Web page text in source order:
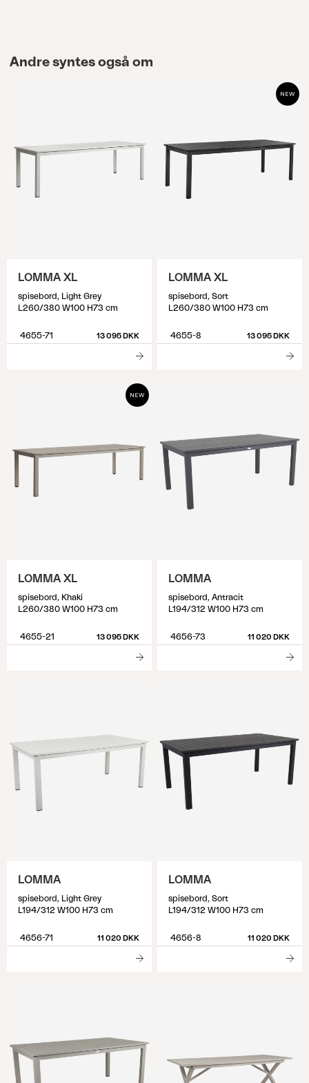
Andre syntes også om
LOMMA XL
spisebord, Light Grey
L260/380 W100 H73 cm
4655-71 13 095 DKK
LOMMA XL
spisebord, Sort
L260/380 W100 H73 cm
4655-8 13 095 DKK
LOMMA XL
spisebord, Khaki
L260/380 W100 H73 cm
4655-21 13 095 DKK
LOMMA
spisebord, Antracit
L194/312 W100 H73 cm
4656-73 11 020 DKK
LOMMA
spisebord, Light Grey
L194/312 W100 H73 cm
4656-71 11 020 DKK
LOMMA
spisebord, Sort
L194/312 W100 H73 cm
4656-8 11 020 DKK